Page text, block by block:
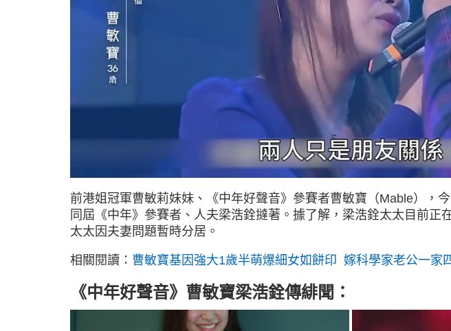
n
u
t
e
L
o
e
d
:
8
%
前港姐冠軍曹敏莉妹妹、《中年好聲音》參賽者曹敏寶（Mable），
同屆《中年》參賽者、人夫梁浩銓撻著。據了解，梁浩銓太太目前正
太太因夫妻問題暫時分居。
相關閱讀： 曹敏寶基因強大1歲半萌爆細女如餅印 嫁科學家老公一家
《中年好聲音》曹敏寶梁浩銓傳緋聞：